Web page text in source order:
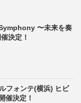
〜未来を奏
決定！
フォンテ(横浜) ヒビ
催決定！